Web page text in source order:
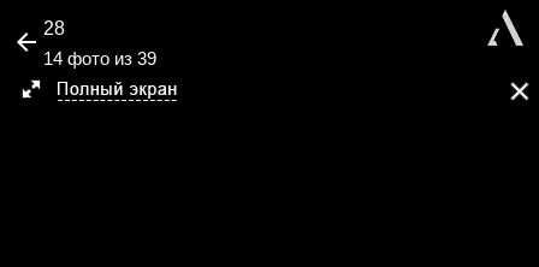
28
14 фото из 39